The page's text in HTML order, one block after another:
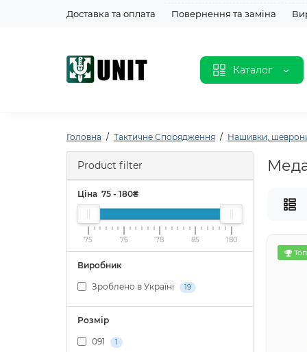
Доставка та оплата Повернення та заміна
Каталог
Головна Тактичне Спорядження Нашивки,
Product filter
Ціна 75 - 180₴
75 76 78 85 180
Виробник
Зроблено в Україні 19
Розмір
091 1
Топ